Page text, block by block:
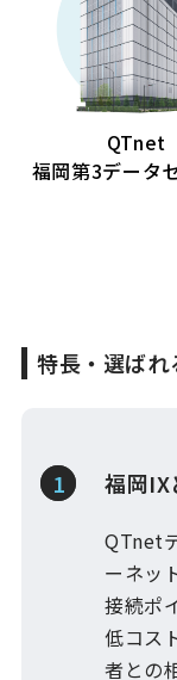
QTnet
福岡第3データ
特長・選ばれ
福岡IX
QTnet
ーネッ
接続ポ
低コス
者との